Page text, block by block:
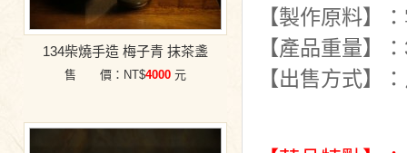
134柴燒手造 梅子青 抹茶盞
售 價：NT$4000 元
【製作原料】
【產品重量】
【出售方式】